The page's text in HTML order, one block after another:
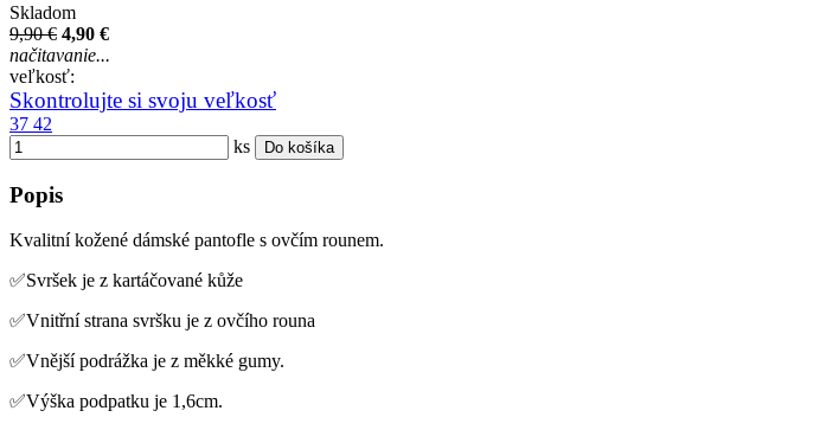
Skladom
9,90 € 4,90 €
načitavanie...
veľkosť:
Skontrolujte si svoju veľkosť
37 42
ks
Do košíka
Popis
Kvalitní kožené dámské pantofle s ovčím rounem.
✅Svršek je z kartáčované kůže
✅Vnitřní strana svršku je z ovčího rouna
✅Vnější podrážka je z měkké gumy.
✅Výška podpatku je 1,6cm.